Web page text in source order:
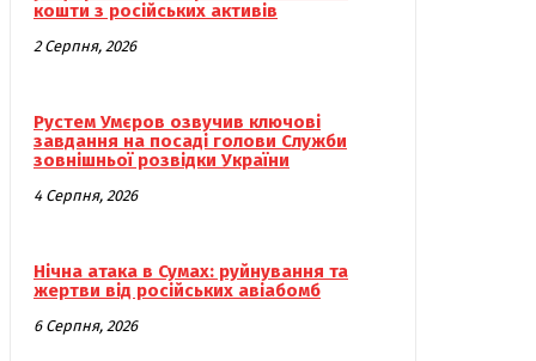
кошти з російських активів
2 Серпня, 2026
Рустем Умєров озвучив ключові
завдання на посаді голови Служби
зовнішньої розвідки України
4 Серпня, 2026
Нічна атака в Сумах: руйнування та
жертви від російських авіабомб
6 Серпня, 2026